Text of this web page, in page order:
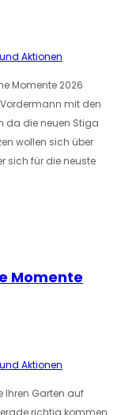
Aktionen
Momente 2026
mit den
da die neuen Stiga
wollen sich über
sich für die neuste
Momente
Aktionen
Ihren Garten auf
richtig kommen